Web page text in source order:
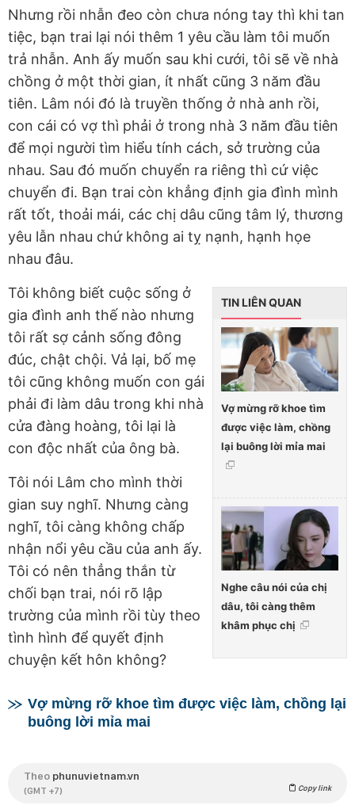
Nhưng rồi nhẫn đeo còn chưa nóng tay thì khi tan
tiệc, bạn trai lại nói thêm 1 yêu cầu làm tôi muốn
trả nhẫn. Anh ấy muốn sau khi cưới, tôi sẽ về nhà
chồng ở một thời gian, ít nhất cũng 3 năm đầu
tiên. Lâm nói đó là truyền thống ở nhà anh rồi,
con cái có vợ thì phải ở trong nhà 3 năm đầu tiên
để mọi người tìm hiểu tính cách, sở trường của
nhau. Sau đó muốn chuyển ra riêng thì cứ việc
chuyển đi. Bạn trai còn khẳng định gia đình mình
rất tốt, thoải mái, các chị dâu cũng tâm lý, thương
yêu lẫn nhau chứ không ai tỵ nạnh, hạnh họe
nhau đâu.
TIN LIÊN QUAN
Vợ mừng rỡ khoe tìm
được việc làm, chồng
lại buông lời mỉa mai
Nghe câu nói của chị
dâu, tôi càng thêm
khâm phục chị
Tôi không biết cuộc sống ở
gia đình anh thế nào nhưng
tôi rất sợ cảnh sống đông
đúc, chật chội. Vả lại, bố mẹ
tôi cũng không muốn con gái
phải đi làm dâu trong khi nhà
cửa đàng hoàng, tôi lại là
con độc nhất của ông bà.
Tôi nói Lâm cho mình thời
gian suy nghĩ. Nhưng càng
nghĩ, tôi càng không chấp
nhận nổi yêu cầu của anh ấy.
Tôi có nên thẳng thắn từ
chối bạn trai, nói rõ lập
trường của mình rồi tùy theo
tình hình để quyết định
chuyện kết hôn không?
Vợ mừng rỡ khoe tìm được việc làm, chồng lại
buông lời mỉa mai
Theo phunuvietnam.vn
(GMT +7) Copy link